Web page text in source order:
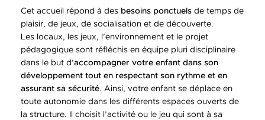
Cet accueil répond à des besoins ponctuels de temps de
plaisir, de jeux, de socialisation et de découverte.
Les locaux, les jeux, l’environnement et le projet
pédagogique sont réfléchis en équipe pluri disciplinaire
dans le but d’accompagner votre enfant dans son
développement tout en respectant son rythme et en
assurant sa sécurité. Ainsi, votre enfant se déplace en
toute autonomie dans les différents espaces ouverts de
la structure. Il choisit l’activité ou le jeu qui sont à sa